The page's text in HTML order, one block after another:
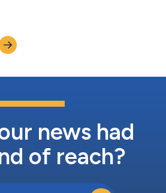
catalizador postratamiento de gases
caliente durante el
con c...
news had
of reach?